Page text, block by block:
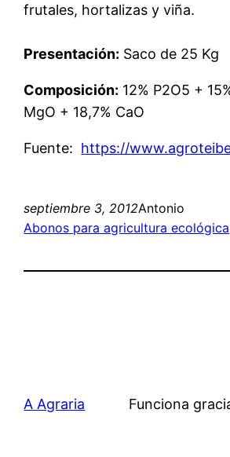
frutales, hortalizas y viña.
Presentación: Saco de 25 Kg
Composición: 12% P2O5 +
MgO + 18,7% CaO
Fuente: https://
septiembre 3, 2012Antonio
Abonos para agricultura ecológica
A Agraria Funciona